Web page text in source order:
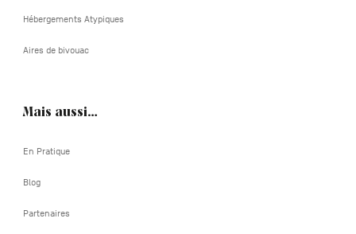
Hébergements Atypiques
Aires de bivouac
Mais aussi…
En Pratique
Blog
Partenaires